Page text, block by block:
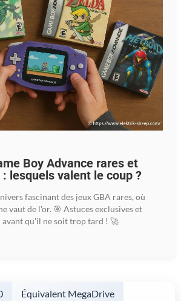
Boy Advance rares et
lesquels valent le coup ?
fascinant des jeux GBA rares, où
vaut de l'or. 🎯 Astuces exclusives et
avant qu'il ne soit trop tard ! 🚀
Équivalent MegaDrive